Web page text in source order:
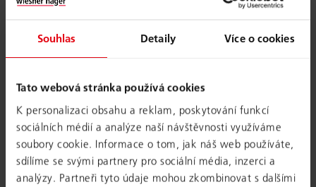
Souhlas Detaily Více o cookies
Tato webová stránka používá cookies
K personalizaci obsahu a reklam, poskytování funkcí
sociálních médií a analýze naší návštěvnosti využíváme
soubory cookie. Informace o tom, jak náš web používáte,
sdílíme se svými partnery pro sociální média, inzerci a
analýzy. Partneři tyto údaje mohou zkombinovat s dalšími
TELEFON
PŘEDMĚT